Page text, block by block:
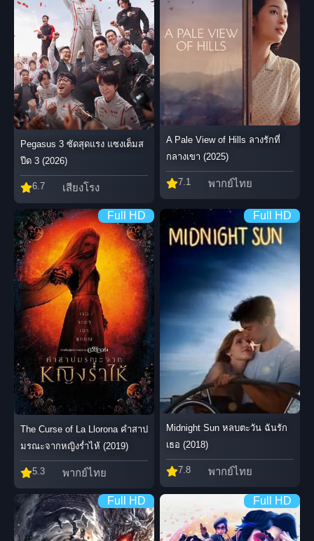
Pegasus 3 ซัดสุดแรง แซงเต็มส
ปีด 3 (2026)
6.7 เสียงโรง
A Pale View of Hills ลางรักที่
กลางเขา (2025)
7.1 พากย์ไทย
Full HD
The Curse of La Llorona คำสาป
มรณะจากหญิงร่ำไห้ (2019)
5.3 พากย์ไทย
Full HD
Midnight Sun หลบตะวัน ฉันรัก
เธอ (2018)
7.8 พากย์ไทย
Full HD Full HD